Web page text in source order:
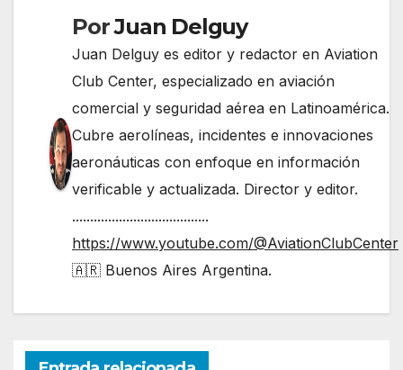
PorJuan Delguy
Juan Delguy es editor y redactor en Aviation
Club Center, especializado en aviación
comercial y seguridad aérea en Latinoamérica.
Cubre aerolíneas, incidentes e innovaciones
aeronáuticas con enfoque en información
verificable y actualizada. Director y editor.
......................................
https://www.youtube.com/@AviationClubCenter
🇦🇷 Buenos Aires Argentina.